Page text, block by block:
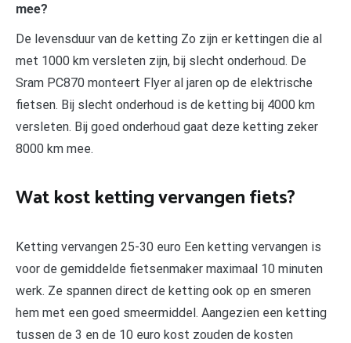
mee?
De levensduur van de ketting Zo zijn er kettingen die al
met 1000 km versleten zijn, bij slecht onderhoud. De
Sram PC870 monteert Flyer al jaren op de elektrische
fietsen. Bij slecht onderhoud is de ketting bij 4000 km
versleten. Bij goed onderhoud gaat deze ketting zeker
8000 km mee.
Wat kost ketting vervangen fiets?
Ketting vervangen 25-30 euro Een ketting vervangen is
voor de gemiddelde fietsenmaker maximaal 10 minuten
werk. Ze spannen direct de ketting ook op en smeren
hem met een goed smeermiddel. Aangezien een ketting
tussen de 3 en de 10 euro kost zouden de kosten